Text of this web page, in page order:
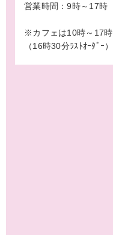
営業時間：9時～17時
※カフェは10時～17時
（16時30分ﾗｽﾄｵｰﾀﾞｰ）